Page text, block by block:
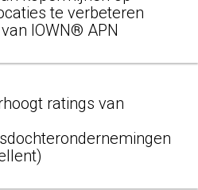
te verbeteren
IOWN® APN
ratings van